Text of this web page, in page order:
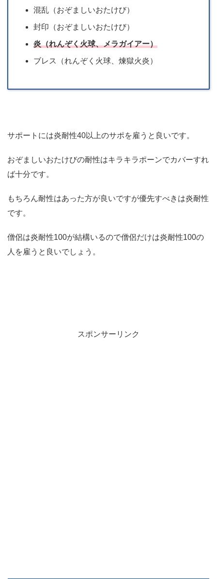
混乱（おぞましいおたけび）
封印（おぞましいおたけび）
炎（れんぞく火球、メラガイアー）
ブレス（れんぞく火球、煉獄火炎）
サポートには炎耐性40以上のサポを雇うと良いです。
おぞましいおたけびの耐性はキラキラポーンでカバーすれ
ば十分です。
もちろん耐性はあった方が良いですが優先すべきは炎耐性
です。
僧侶は炎耐性100が結構いるので僧侶だけは炎耐性100の
人を雇うと良いでしょう。
スポンサーリンク